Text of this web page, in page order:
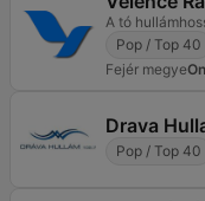
A tó
Pop / Top 40
Fejér megye
Drava
Pop / Top 40